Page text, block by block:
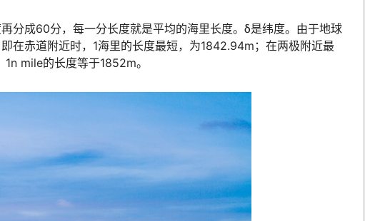
分成60分，每一分长度就是平均的海里长度。δ是纬度。由于地球
在赤道附近时，1海里的长度最短，为1842.94m；在两极附近最
mile的长度等于1852m。